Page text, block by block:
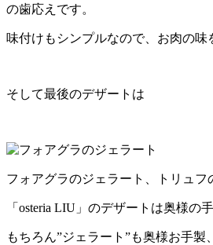
の歯応えです。
味付けもシンプルなので、お肉の味
そして最後のデザートは
フォアグラのジェラート、トリュフ
「 osteria LIU」のデザートは奥様の
もちろん”ジェラート”も奥様お手製